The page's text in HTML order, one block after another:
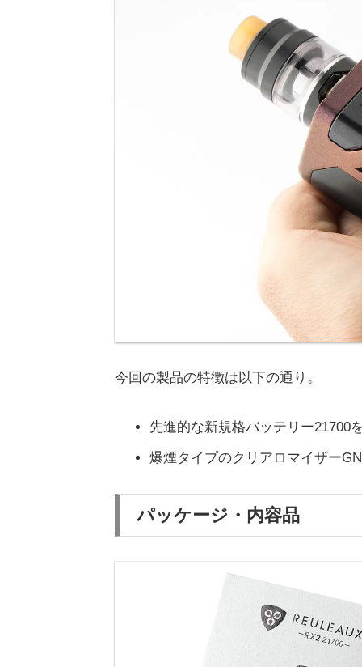
今回の製品の特徴は以下の通り。
先進的な新規格バッテリー21700
爆煙タイプのクリアロマイザー
パッケージ・内容品